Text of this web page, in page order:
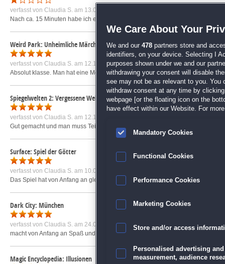
verfasst von Claudia S. am 13.08.2018 um 19:08
Nach ca. 15 Minuten habe ich es aufgegeben weiterzuspielen. Am Anfang
Weird Park: Unheimliche Märchen
verfasst von Claudia S. am 12.11.2013 um 10:54
Absolut klasse. Man hat eine Menge Spielspaß und man hat auch länger was
Spiegelwelten 2: Vergessene Welten
verfasst von Claudia S. am 12.11.2013 um 10:52
Gut gemacht und man muss Teile einzeln suchen und nicht, wie man es
Surface: Spiel der Götter
verfasst von Claudia S. am 10.08.2018 um 17:38
Das Spiel hat von Anfang an gleich total Spaß gemacht. Alle Minispiele
Dark City: München
verfasst von Claudia S. am 24.09.2021 um 19:12
macht von Anfang an Spaß und man hat viele Rätsel zu lösen...wirklich super
Magic Encyclopedia: Illusionen
We Care About Your
We and our 478 partners store and
identifiers, on your device. Selecting I
purposes shown under we and our
withdrawing your consent will disable
see may not be as relevant to you. You
withdraw consent at any time by
webpage [or the floating icon on the
have effect within our Website. For
Mandatory Cookies
Functional Cookies
Performance Cookies
Marketing Cookies
Store and/or access
Personalised advertising
measurement, audience